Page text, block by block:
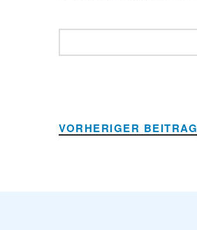
VORHERIGER BEITRAG